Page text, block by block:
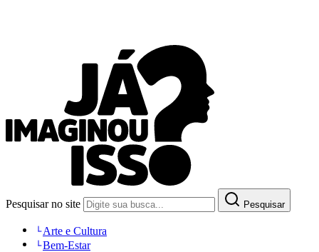
Pesquisar no site Pesquisar
Arte e Cultura
Bem-Estar